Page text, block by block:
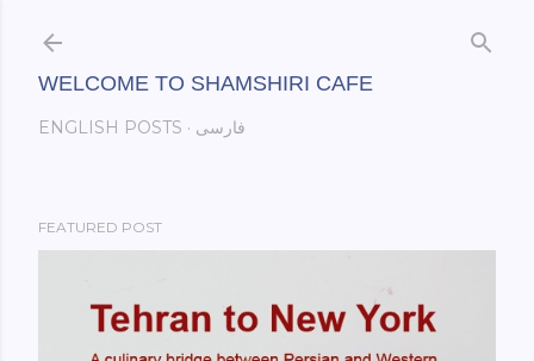
WELCOME TO SHAMSHIRI CAFE
ENGLISH POSTS فارسی
FEATURED POST